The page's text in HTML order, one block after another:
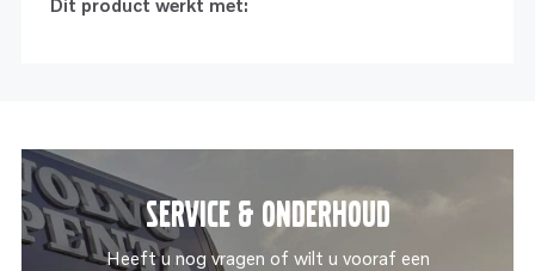
Dit product werkt met:
Service & onderhoud
Heeft u nog vragen of wilt u vooraf een